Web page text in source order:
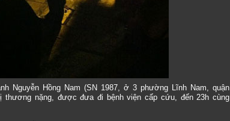
Nguyễn Hồng Nam (SN 1987, ở 3 phường Lĩnh Nam, quận
thương nặng, được đưa đi bệnh viện cấp cứu, đến 23h cùng